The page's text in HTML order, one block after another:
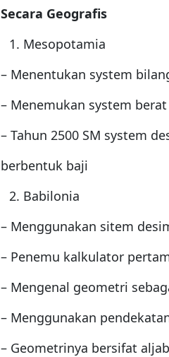
Secara Geografis
Mesopotamia
– Menentukan system
– Menemukan system
– Tahun 2500 SM system
berbentuk baji
Babilonia
– Menggunakan sitem
– Penemu kalkulator
– Mengenal geometri
– Menggunakan
– Geometrinya bersifat